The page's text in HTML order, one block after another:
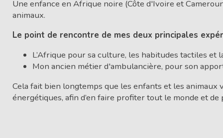
Une enfance en Afrique noire (Côte d'Ivoire et
animaux.
Le point de rencontre de mes deux principales
L’Afrique pour sa culture, les habitudes tactiles et
Mon ancien métier d'ambulancière, pour son
Cela fait bien longtemps que les enfants et les
énergétiques, afin d’en faire profiter tout le monde et